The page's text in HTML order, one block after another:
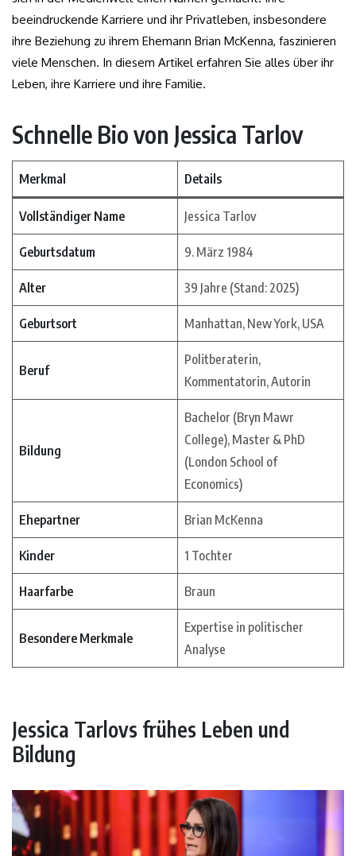
beeindruckende Karriere und ihr Privatleben, insbesondere
ihre Beziehung zu ihrem Ehemann Brian McKenna, faszinieren
viele Menschen. In diesem Artikel erfahren Sie alles über ihr
Leben, ihre Karriere und ihre Familie.
Schnelle Bio von Jessica Tarlov
Merkmal Details
Vollständiger Name Jessica Tarlov
Geburtsdatum 9. März 1984
Alter 39 Jahre (Stand: 2025)
Geburtsort Manhattan, New York, USA
Beruf
Politberaterin,
Kommentatorin, Autorin
Bildung
Bachelor (Bryn Mawr
College), Master & PhD
(London School of
Economics)
Ehepartner Brian McKenna
Kinder 1 Tochter
Haarfarbe Braun
Besondere Merkmale
Expertise in politischer
Analyse
Jessica Tarlovs frühes Leben und
Bildung